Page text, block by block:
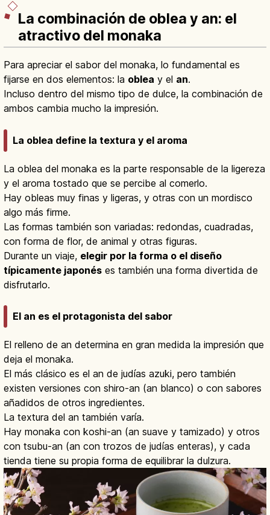
La combinación de oblea y an: el
atractivo del monaka
Para apreciar el sabor del monaka, lo fundamental es
fijarse en dos elementos: la oblea y el an.
Incluso dentro del mismo tipo de dulce, la combinación de
ambos cambia mucho la impresión.
La oblea define la textura y el aroma
La oblea del monaka es la parte responsable de la ligereza
y el aroma tostado que se percibe al comerlo.
Hay obleas muy finas y ligeras, y otras con un mordisco
algo más firme.
Las formas también son variadas: redondas, cuadradas,
con forma de flor, de animal y otras figuras.
Durante un viaje, elegir por la forma o el diseño
típicamente japonés es también una forma divertida de
disfrutarlo.
El an es el protagonista del sabor
El relleno de an determina en gran medida la impresión que
deja el monaka.
El más clásico es el an de judías azuki, pero también
existen versiones con shiro-an (an blanco) o con sabores
añadidos de otros ingredientes.
La textura del an también varía.
Hay monaka con koshi-an (an suave y tamizado) y otros
con tsubu-an (an con trozos de judías enteras), y cada
tienda tiene su propia forma de equilibrar la dulzura.